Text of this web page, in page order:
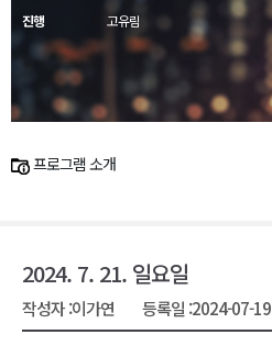
진행 고유림
프로그램 소개
2024. 7. 21. 일요일
작성자 :이가연 등록일 :2024-07-19